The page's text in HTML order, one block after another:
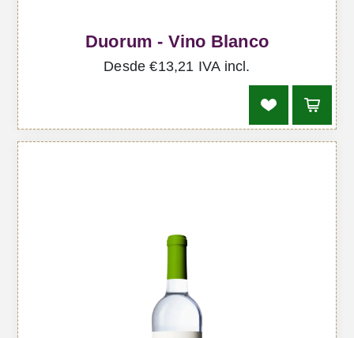
Duorum - Vino Blanco
Desde €13,21 IVA incl.